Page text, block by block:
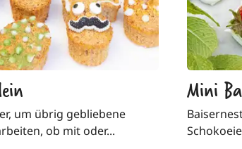
um übrig gebliebene
ob mit oder...
Mini